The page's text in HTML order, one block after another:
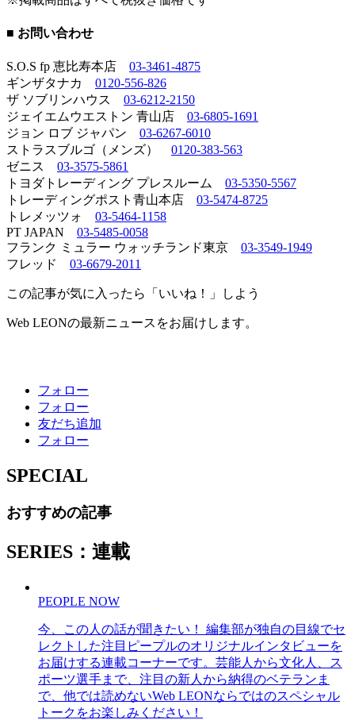
■ お問い合わせ
S.O.S fp 恵比寿本店 03-3461-4875
ギンザタナカ 0120-556-826
ザ ソブリンハウス 03-6212-2150
ジェイエムウエストン 青山店 03-6805-1691
ジョン ロブ ジャパン 03-6267-6010
ストラスブルゴ（メンズ） 0120-383-563
ゼニス 03-3575-5861
トヨダトレーディング プレスルーム 03-5350-5567
トレーディングポスト青山本店 03-5474-8725
トレメッツォ 03-5464-1158
PT JAPAN 03-5485-0058
フランク ミュラー ウォッチランド東京 03-3549-1949
フレッド 03-6679-2011
この記事が気に入ったら「いいね！」しよう
Web LEONの最新ニュースをお届けします。
フォロー
フォロー
友だち追加
フォロー
SPECIAL
おすすめの記事
SERIES：連載
PEOPLE NOW
今、この人の話が聞きたい！ 編集部が独自の目線でセ
レクトした注目ピープルのオリジナルインタビューを
お届けする連載コーナーです。芸能人から文化人、ス
ポーツ選手まで、注目の新人から納得のベテランま
で、他では読めないWeb LEONならではのスペシャル
トークをお楽しみください！